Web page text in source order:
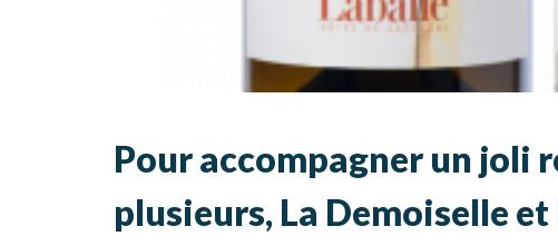
Pour accompagner un joli
plusieurs, La Demoiselle